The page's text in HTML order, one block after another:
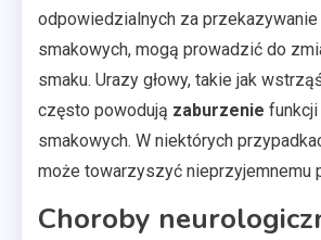
odpowiedzialnych za przekazywanie
smakowych, mogą prowadzić do
smaku. Urazy głowy, takie jak
często powodują zaburzenie
smakowych. W niektórych
może towarzyszyć nieprzyjemnemu
Choroby